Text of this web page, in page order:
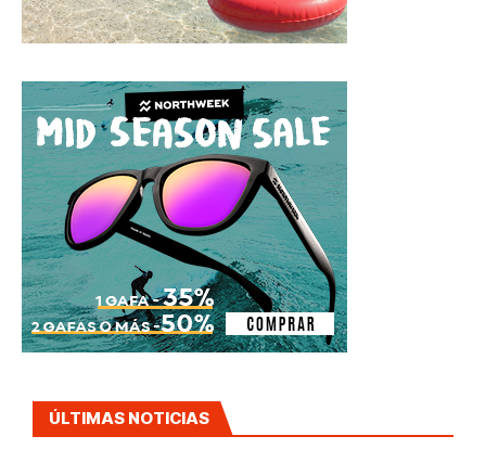
ÚLTIMAS NOTICIAS